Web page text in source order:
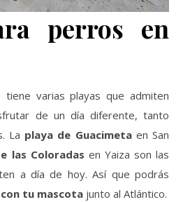
perros en
varias playas que admiten
de un día diferente, tanto
La playa de Guacimetaen San
las Coloradas en Yaiza son las
a día de hoy. Así que podrás
tu mascota junto al Atlántico.